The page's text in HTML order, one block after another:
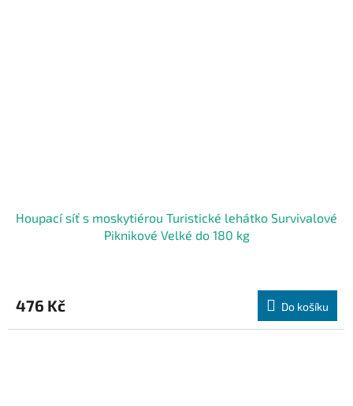
Houpací síť s moskytiérou Turistické lehátko Survivalové
Piknikové Velké do 180 kg
476 Kč Do košíku